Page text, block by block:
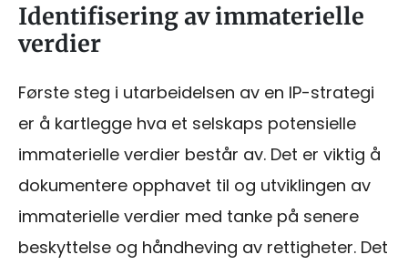
Identifisering av immaterielle
verdier
Første steg i utarbeidelsen av en IP-strategi
er å kartlegge hva et selskaps potensielle
immaterielle verdier består av. Det er viktig å
dokumentere opphavet til og utviklingen av
immaterielle verdier med tanke på senere
beskyttelse og håndheving av rettigheter. Det